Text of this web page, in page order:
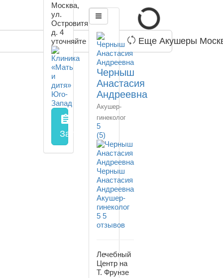
Москва,
ул.
Островитянова,
д. 4
уточняйте
assignment
Запись на прием
Черныш
Анастасия
Андреевна
Акушер-
гинеколог
5
(5)
Черныш
Анастасия
Андреевна
Акушер-
гинеколог
5 5
отзывов
Лечебный
Центр на
Т. Фрунзе
Еще Акушеры